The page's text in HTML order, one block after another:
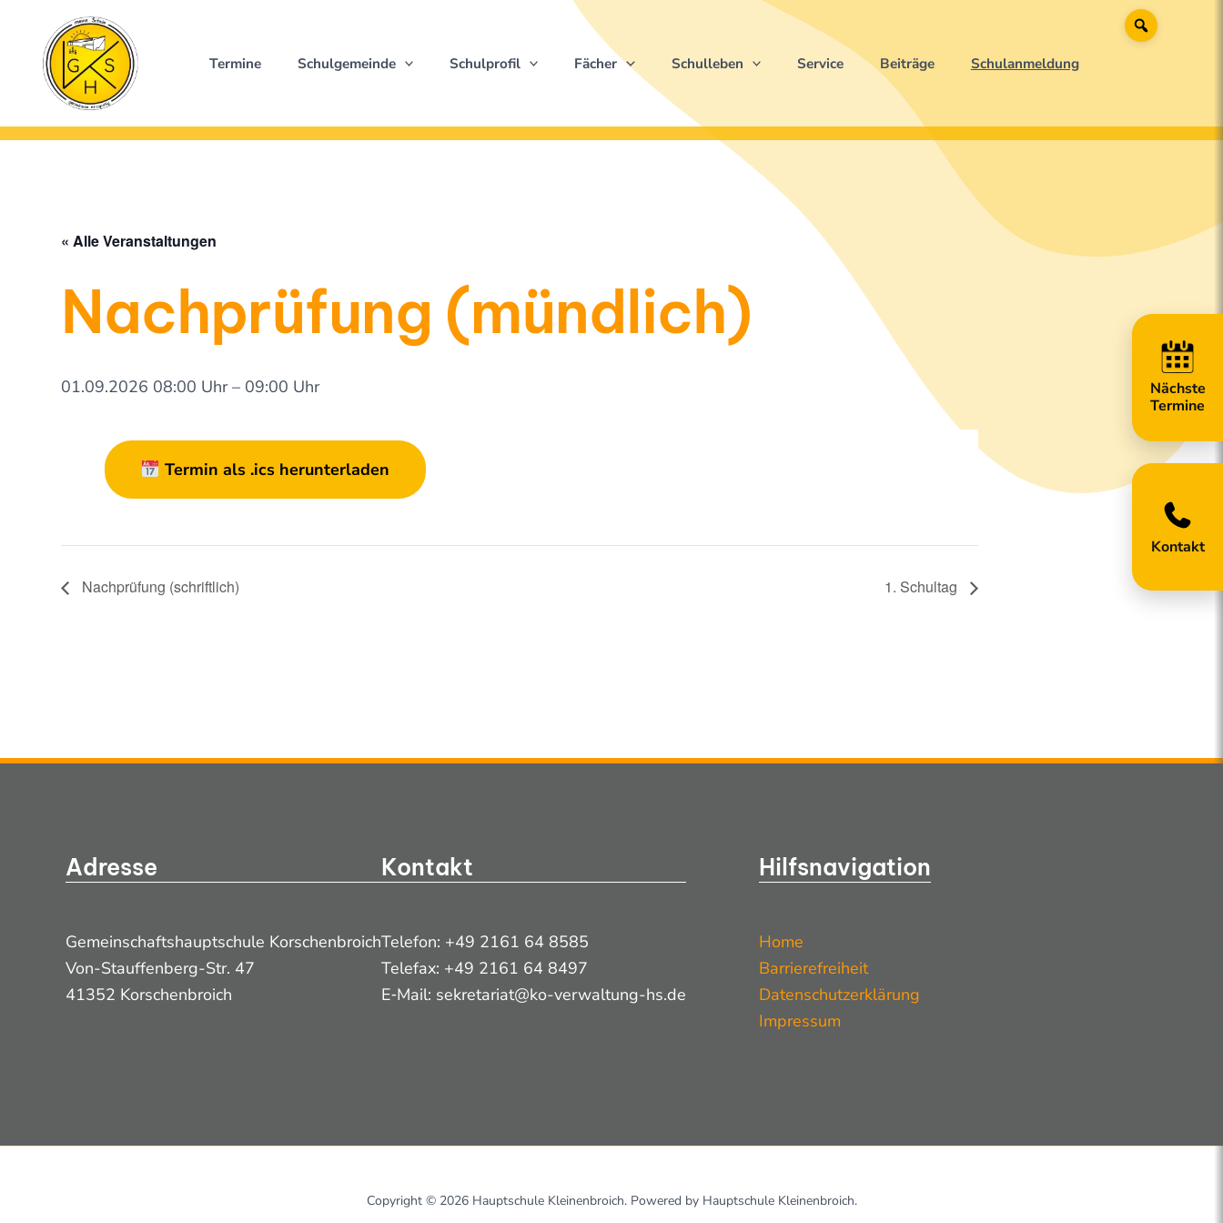
springen
Suche
Termine Schulgemeinde Schulprofil Fächer Schulleben Service Beiträge Schulanmeldung
« Alle Veranstaltungen
Nachprüfung (mündlich)
01.09.2026 08:00 Uhr – 09:00 Uhr
Termin als .ics herunterladen
Nachprüfung (schriftlich) 1. Schultag
Adresse
Gemeinschaftshauptschule Korschenbroich
Von-Stauffenberg-Str. 47
41352 Korschenbroich
Kontakt
Telefon: +49 2161 64 8585
Telefax: +49 2161 64 8497
E‑Mail: sekretariat@ko-verwaltung-hs.de
Hilfsnavigation
Home
Barrierefreiheit
Datenschutzerklärung
Impressum
Copyright © 2026 Hauptschule Kleinenbroich. Powered by Hauptschule Kleinenbroich.
Kontakt